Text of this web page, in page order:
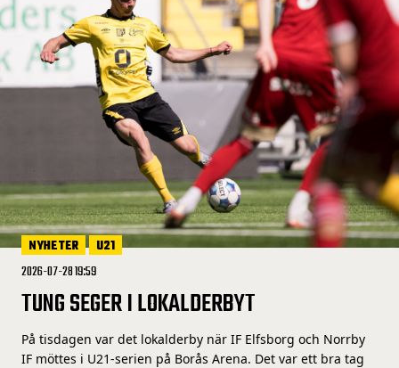
NYHETER U21
2026-07-28 19:59
TUNG SEGER I LOKALDERBYT
På tisdagen var det lokalderby när IF Elfsborg och Norrby
IF möttes i U21-serien på Borås Arena. Det var ett bra tag